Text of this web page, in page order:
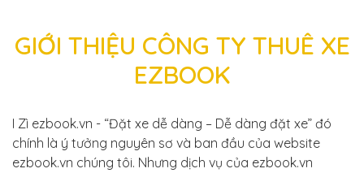
GIỚI THIỆU CÔNG TY THUÊ XE
EZBOOK
I Zì ezbook.vn - “Đặt xe dễ dàng – Dễ dàng đặt xe” đó
chính là ý tưởng nguyên sơ và ban đầu của website
ezbook.vn chúng tôi. Nhưng dịch vụ của ezbook.vn